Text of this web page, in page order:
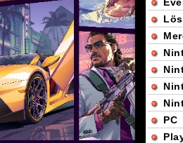
PC